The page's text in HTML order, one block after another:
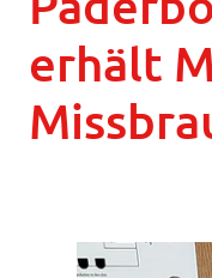
erhält